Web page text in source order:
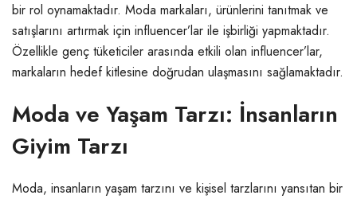
bir rol oynamaktadır. Moda markaları, ürünlerini tanıtmak ve
satışlarını artırmak için influencer’lar ile işbirliği yapmaktadır.
Özellikle genç tüketiciler arasında etkili olan influencer’lar,
markaların hedef kitlesine doğrudan ulaşmasını sağlamaktadır.
Moda ve Yaşam Tarzı: İnsanların
Giyim Tarzı
Moda, insanların yaşam tarzını ve kişisel tarzlarını yansıtan bir